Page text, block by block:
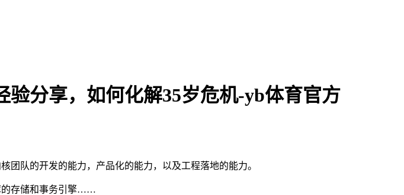
分享，如何化解35岁危机-yb体育官方
团队的开发的能力，产品化的能力，以及工程落地的能力。
的存储和事务引擎……